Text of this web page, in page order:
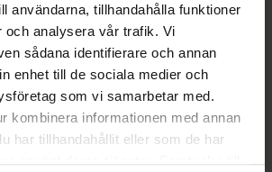
användarna, tillhandahålla funktioner
och analysera vår trafik. Vi
sådana identifierare och annan
enhet till de sociala medier och
som vi samarbetar med.
kombinera informationen med annan
har tillhandahållit eller som de har
använt deras tjänster. Samtycke till
och bärbar enhet som
hemma, på jobbet eller
är batteridriven och levereras
bältesclips och
Med EM 49 kan du njuta av
elektroterapi när somhelst,